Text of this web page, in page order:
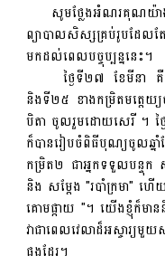
សូមថ្លែងអំណរគុណយ៉ា
ព្យាបាលសិស្សគ្រប់រូបដែ
មកដល់ពេលបច្ចុប្បន្ននេះ។
ថ្ងៃទី២៧ ខែមីនា គឺជ
និងទី២៥ ខាងកម្រិតមត្តេយ្
បិតា ចូលរួមដោយសេរី ។ ថ្
ក៏បានរៀបចំពិធីបុណ្យចូលឆ្
កម្រិត២ ជាអ្នកទទួលបន្ទុក
និង សម្តែង "របាំក្រមា" ហ
គោមផ្កាយ "។ យើង​ខ្ញុំក៏​មាន​
វាជាពេលវេលាដ៏អស្ចារ្